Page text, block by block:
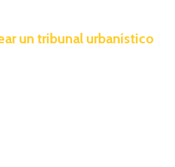
un tribunal urbanístico